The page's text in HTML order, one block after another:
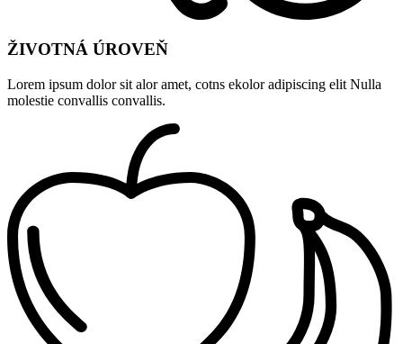
ŽIVOTNÁ ÚROVEŇ
Lorem ipsum dolor sit alor amet, cotns ekolor adipiscing elit Nulla
molestie convallis convallis.